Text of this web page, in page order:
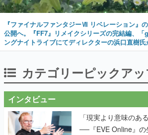
『ファイナルファンタジーⅦ リベレーション』
公開へ。『FF7』リメイクシリーズの完結編、
ングナイトライブにてディレクターの浜口直樹
カテゴリーピックア
インタビュー
「現実より意味のあ
──『EVE Online』